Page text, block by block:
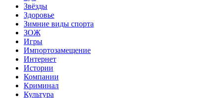
Звёзды
Здоровье
Зимние виды спорта
ЗОЖ
Игры
Импортозамещение
Интернет
Истории
Компании
Криминал
Культура